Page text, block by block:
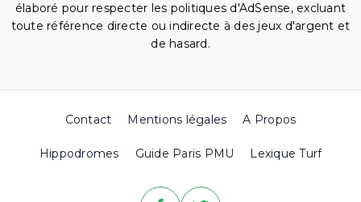
élaboré pour respecter les politiques d'AdSense, excluant
toute référence directe ou indirecte à des jeux d'argent et
de hasard.
Contact Mentions légales A Propos
Hippodromes Guide Paris PMU Lexique Turf